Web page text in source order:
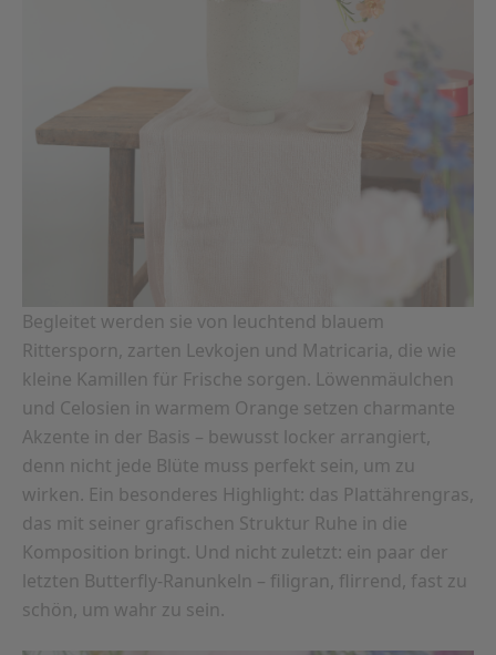
Begleitet werden sie von leuchtend blauem
Rittersporn, zarten Levkojen und Matricaria, die wie
kleine Kamillen für Frische sorgen. Löwenmäulchen
und Celosien in warmem Orange setzen charmante
Akzente in der Basis – bewusst locker arrangiert,
denn nicht jede Blüte muss perfekt sein, um zu
wirken. Ein besonderes Highlight: das Plattährengras,
das mit seiner grafischen Struktur Ruhe in die
Komposition bringt. Und nicht zuletzt: ein paar der
letzten Butterfly-Ranunkeln – filigran, flirrend, fast zu
schön, um wahr zu sein.